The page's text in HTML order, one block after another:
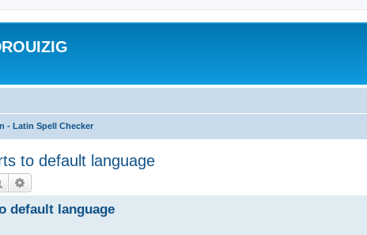
- Latin Spell Checker
to default language
Rechercher
default language